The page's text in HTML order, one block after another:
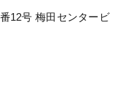
12号 梅田センタービ